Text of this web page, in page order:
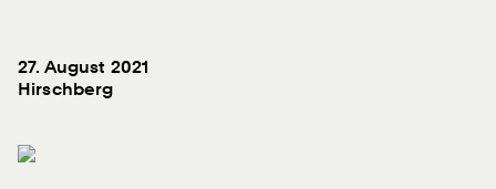
Filter
Kategorie
27. August 2021
Hirschberg